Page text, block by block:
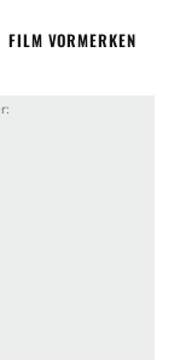
wird.
FILM VORMERKEN